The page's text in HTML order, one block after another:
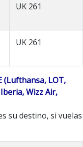
UK 261
UK 261
(Lufthansa, LOT,
Wizz Air,
su destino, si vuelas